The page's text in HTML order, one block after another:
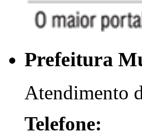
Prefeitura
Atendimento
Telefone: